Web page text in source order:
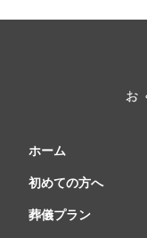
ホーム
初めての方へ
葬儀プラン